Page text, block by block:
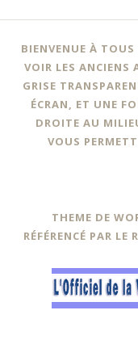
BIENVENUE À
VOIR LES ANCIENS
GRISE
ÉCRAN, ET UNE
DROITE AU
VOUS
THEME DE
RÉFÉRENCÉ PAR LE